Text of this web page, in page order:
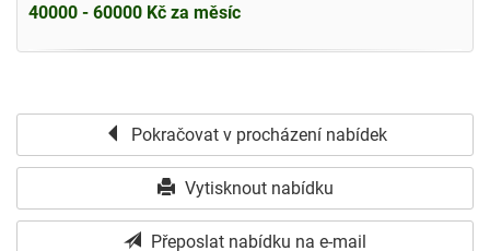
40000 - 60000 Kč za měsíc
Pokračovat v procházení nabídek
Vytisknout nabídku
Přeposlat nabídku na e-mail